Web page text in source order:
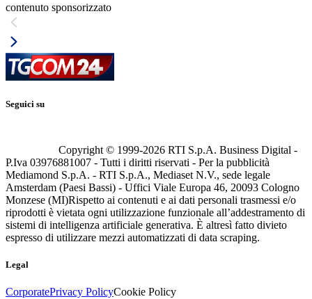
contenuto sponsorizzato
Seguici su
Copyright © 1999-2026 RTI S.p.A. Business Digital -
P.Iva 03976881007 - Tutti i diritti riservati - Per la pubblicità
Mediamond S.p.A. - RTI S.p.A., Mediaset N.V., sede legale
Amsterdam (Paesi Bassi) - Uffici Viale Europa 46, 20093 Cologno
Monzese (MI)Rispetto ai contenuti e ai dati personali trasmessi e/o
riprodotti è vietata ogni utilizzazione funzionale all’addestramento di
sistemi di intelligenza artificiale generativa. È altresì fatto divieto
espresso di utilizzare mezzi automatizzati di data scraping.
Legal
CorporatePrivacy PolicyCookie Policy